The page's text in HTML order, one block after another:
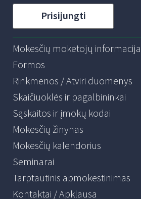
Prisijungti
Mokesčių mokėtojų informacija
Formos
Rinkmenos / Atviri duomenys
Skaičiuoklės ir pagalbininkai
Sąskaitos ir įmokų kodai
Mokesčių žinynas
Mokesčių kalendorius
Seminarai
Tarptautinis apmokestinimas
Kontaktai / Apklausa